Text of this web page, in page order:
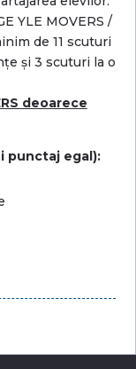
YLE MOVERS /
de 11 scuturi
și 3 scuturi la o
deoarece
punctaj egal):